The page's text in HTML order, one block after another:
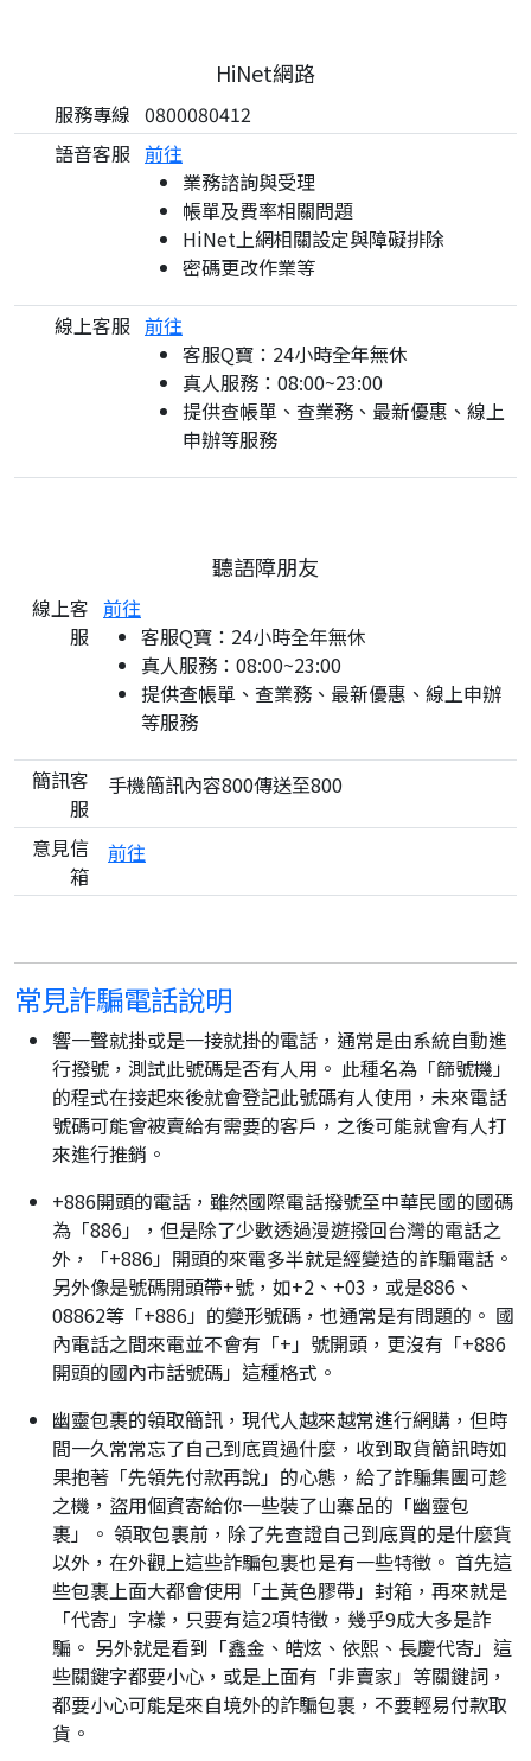
HiNet網路
服務專線 0800080412
語音客服 前往
業務諮詢與受理
帳單及費率相關問題
HiNet上網相關設定與障礙排除
密碼更改作業等
線上客服 前往
客服Q寶：24小時全年無休
真人服務：08:00~23:00
提供查帳單、查業務、最新優惠、線上
申辦等服務
聽語障朋友
線上客
服
前往
客服Q寶：24小時全年無休
真人服務：08:00~23:00
提供查帳單、查業務、最新優惠、線上申辦
等服務
簡訊客
服
手機簡訊內容800傳送至800
意見信
箱
前往
常見詐騙電話說明
響一聲就掛或是一接就掛的電話，通常是由系統自動進
行撥號，測試此號碼是否有人用。 此種名為「篩號機」
的程式在接起來後就會登記此號碼有人使用，未來電話
號碼可能會被賣給有需要的客戶，之後可能就會有人打
來進行推銷。
+886開頭的電話，雖然國際電話撥號至中華民國的國碼
為「886」，但是除了少數透過漫遊撥回台灣的電話之
外，「+886」開頭的來電多半就是經變造的詐騙電話。
另外像是號碼開頭帶+號，如+2、+03，或是886、
08862等「+886」的變形號碼，也通常是有問題的。 國
內電話之間來電並不會有「+」號開頭，更沒有「+886
開頭的國內市話號碼」這種格式。
幽靈包裹的領取簡訊，現代人越來越常進行網購，但時
間一久常常忘了自己到底買過什麼，收到取貨簡訊時如
果抱著「先領先付款再說」的心態，給了詐騙集團可趁
之機，盜用個資寄給你一些裝了山寨品的「幽靈包
裹」。 領取包裹前，除了先查證自己到底買的是什麼貨
以外，在外觀上這些詐騙包裹也是有一些特徵。 首先這
些包裹上面大都會使用「土黃色膠帶」封箱，再來就是
「代寄」字樣，只要有這2項特徵，幾乎9成大多是詐
騙。 另外就是看到「鑫金、皓炫、依熙、長慶代寄」這
些關鍵字都要小心，或是上面有「非賣家」等關鍵詞，
都要小心可能是來自境外的詐騙包裹，不要輕易付款取
貨。